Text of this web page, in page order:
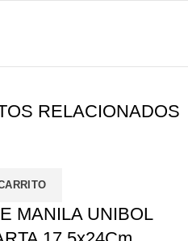
RELACIONADOS
MANILA UNIBOL